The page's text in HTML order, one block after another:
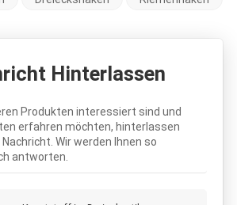
Hinterlassen
Produkten interessiert sind und
erfahren möchten, hinterlassen
Wir werden Ihnen so
antworten.